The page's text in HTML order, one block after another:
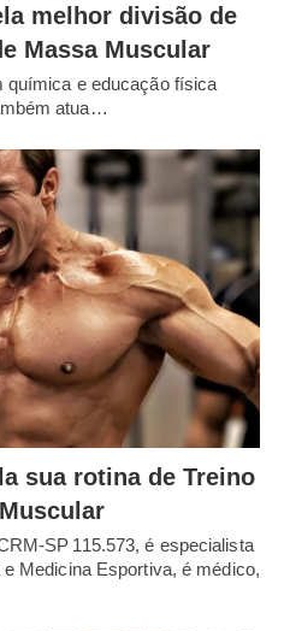
melhor divisão de
Massa Muscular
química e educação física
atua…
sua rotina de Treino
115.573, é especialista
Medicina Esportiva, é médico,